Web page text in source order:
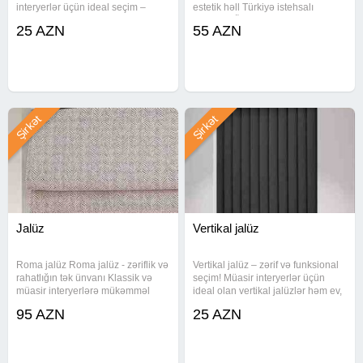
interyerlər üçün ideal seçim –
tənzimləməsində, həm də
25 AZN
estetik həll Türkiyə istehsalı
Rahat açılıb-bağlanma sistemi
55 AZN
Jalüz
Roma jalüz Roma jalüz - zəriflik və
rahatlığın tək ünvanı Klassik və
müasir interyerlərə mükəmməl
fərqli görünüş Türkiyə istehsalı,
Şirkət
95 AZN
Vertikal jalüz
Vertikal jalüz – zərif və funksional
seçim! Müasir interyerlər üçün
ideal olan vertikal jalüzlər həm ev,
görünüş bəxş edir. İşığı istədiyiniz
Şirkət
25 AZN